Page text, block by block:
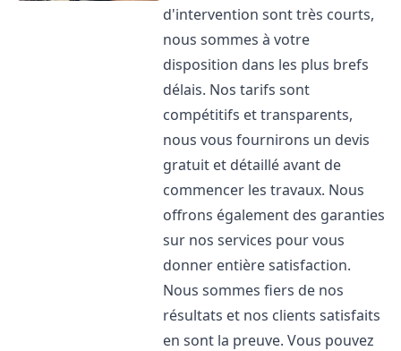
d'intervention sont très courts,
nous sommes à votre
disposition dans les plus brefs
délais. Nos tarifs sont
compétitifs et transparents,
nous vous fournirons un devis
gratuit et détaillé avant de
commencer les travaux. Nous
offrons également des garanties
sur nos services pour vous
donner entière satisfaction.
Nous sommes fiers de nos
résultats et nos clients satisfaits
en sont la preuve. Vous pouvez